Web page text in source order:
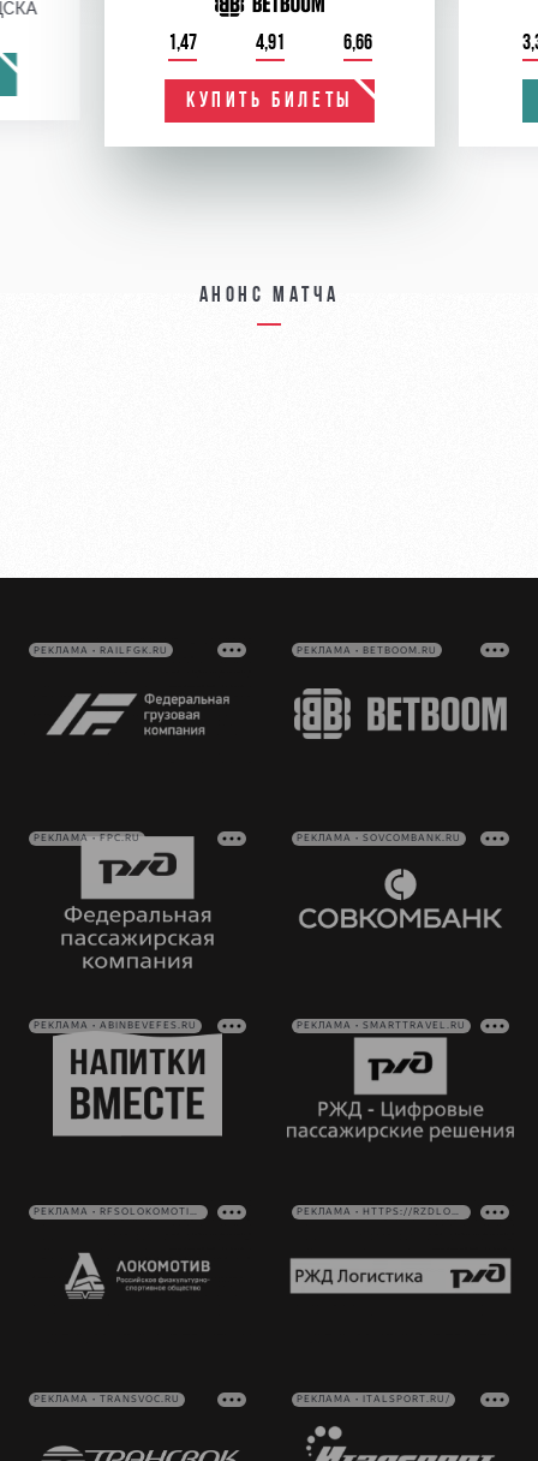
1,47 4,91 6,66
КУПИТЬ БИЛЕТЫ
Анонс матча
РЕКЛАМА • RAILFGK.RU РЕКЛАМА • BETBOOM.RU
РЕКЛАМА • FPC.RU РЕКЛАМА • SOVCOMBANK.RU
РЕКЛАМА • ABINBEVEFES.RU РЕКЛАМА • SMARTTRAVEL.RU
РЕКЛАМА • RFSOLOKOMOTIV.RU РЕКЛАМА • HTTPS://RZDLOG.RU/
РЕКЛАМА • TRANSVOC.RU РЕКЛАМА • ITALSPORT.RU/